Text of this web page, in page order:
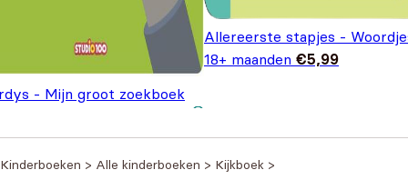
- Mijn groot zoekboek
Allereerste stapjes -
18+ maanden €5,99
Kinderboeken > Alle kinderboeken > Kijkboek >